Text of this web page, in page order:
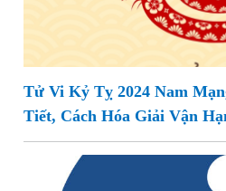
Tử Vi Kỷ Tỵ 2024 Nam
Tiết, Cách Hóa Giải Vận